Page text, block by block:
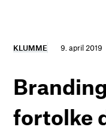
KLUMME 9. april 2019
fortolke